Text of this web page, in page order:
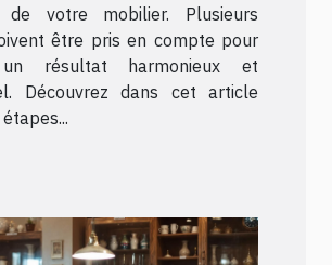
de votre mobilier. Plusieurs
être pris en compte pour
résultat harmonieux et
Découvrez dans cet article